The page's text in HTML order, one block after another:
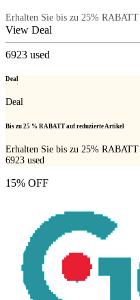
Erhalten Sie bis zu 25%
View Deal
6923 used
Deal
Deal
Bis zu 25 % RABATT auf reduzierte Artikel
Erhalten Sie bis zu 25%
6923 used
15% OFF